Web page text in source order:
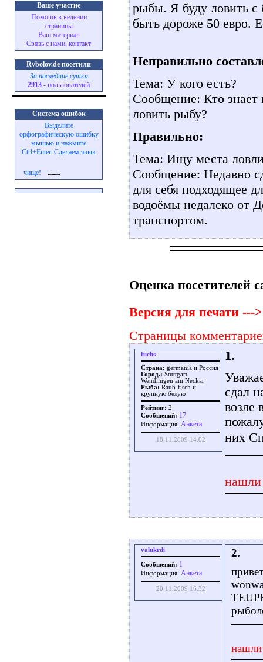
Ваше участие
Помощь в ведении
страницы
Ваш материал
Связь с нами, контакт
Rybolov.de посетили
За последние сутки
2913 - пользователей
Система ошибок
Выделите
орфографическую ошибку
мышью и нажмите
Ctrl+Enter. Сделаем язык
чище!
рыбы. Я буду ловить с
быть дороже 50 евро.
Неправильно
Тема: У кого есть?
Сообщение: Кто знает
ловить рыбу?
Правильно:
Тема: Ищу места
Сообщение: Недавно
для себя подходящее
водоёмы недалеко от
транспортом.
Оценка посетителей
Версия для печати --->
Страницы
fuchs
Страна: germania и Россия
Город.: Stuttgart
Wendlingen am Neckar
Рыба: Raub-fisch и
крупную белую
Рейтинг: 2
Сообщений: 17
Информация: Aнкета
18.11.2009 14:02
1.
сдал
возле
них
нашли
valukrdi
Сообщений: 1
Информация: Aнкета
20.11.2009 16:32
2.
нашли